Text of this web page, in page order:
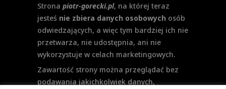
Strona piotr-gorecki.pl, na której teraz
jesteś nie zbiera danych osobowych osób
odwiedzających, a więc tym bardziej ich nie
przetwarza, nie udostępnia, ani nie
wykorzystuje w celach marketingowych.
Zawartość strony można przeglądać bez
podawania jakichkolwiek danych,